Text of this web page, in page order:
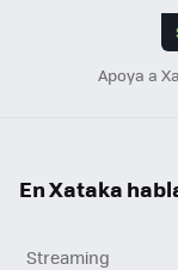
Apoya a
En Xataka
Streaming